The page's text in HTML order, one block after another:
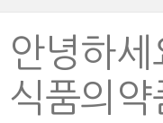
안녕하
식품의약